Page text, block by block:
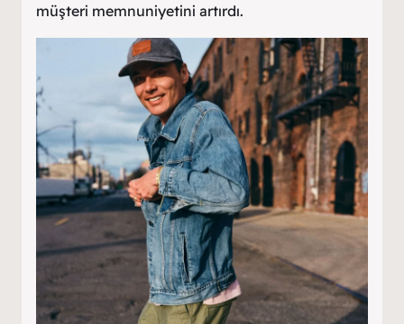
müşteri memnuniyetini artırdı. ​